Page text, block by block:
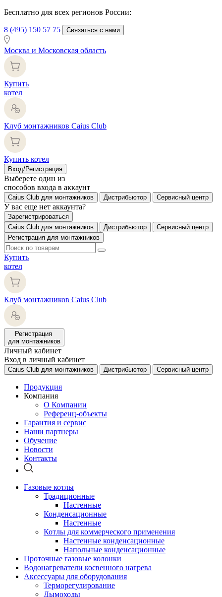
Бесплатно для всех регионов России:
8 (495) 150 57 75 Связаться с нами
Москва и Московская область
Купить
котел
Клуб монтажников Caius Club
Купить котел
Вход/Регистрация
Выберете один из
способов входа в аккаунт
Caius Club для монтажников Дистрибьютор Сервисный центр
У вас еще нет аккаунта?
Зарегистрироваться
Caius Club для монтажников
Дистрибьютор
Сервисный центр
Регистрация для монтажников
Купить
котел
Клуб монтажников Caius Club
Регистрация
для монтажников
Личный кабинет
Вход в личный кабинет
Caius Club для монтажников Дистрибьютор Сервисный центр
Продукция
Компания
О Компании
Референц-объекты
Гарантия и сервис
Наши партнеры
Обучение
Новости
Контакты
Газовые котлы
Традиционные
Настенные
Конденсационные
Настенные
Котлы для коммерческого применения
Настенные конденсационные
Напольные конденсационные
Проточные газовые колонки
Водонагреватели косвенного нагрева
Аксессуары для оборудования
Терморегулирование
Дымоходы